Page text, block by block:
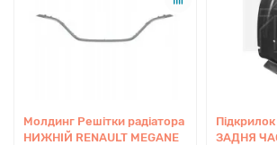
Молдинг Решітки радіатора
НИЖНІЙ RENAULT MEGANE
ЗАДНЯ